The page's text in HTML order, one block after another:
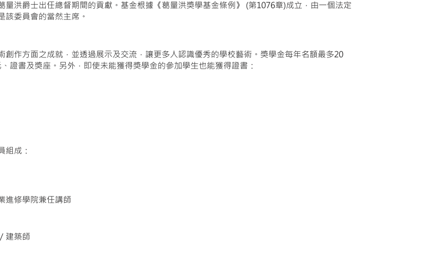
量洪爵士出任總督期間的貢獻。基金根據《葛量洪獎學基金條例》 (第1076章)成立，由一個法定
該委員會的當然主席。
創作方面之成就，並透過展示及交流，讓更多人認識優秀的學校藝術。獎學金每年名額最多20
證書及獎座。另外，即使未能獲得獎學金的參加學生也能獲得證書：
組成：
進修學院兼任講師
建築師